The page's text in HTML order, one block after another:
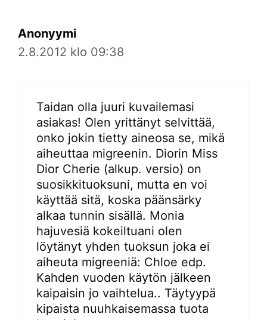
Anonyymi
2.8.2012 klo 09:38
Taidan olla juuri kuvailemasi
asiakas! Olen yrittänyt selvittää,
onko jokin tietty aineosa se, mikä
aiheuttaa migreenin. Diorin Miss
Dior Cherie (alkup. versio) on
suosikkituoksuni, mutta en voi
käyttää sitä, koska päänsärky
alkaa tunnin sisällä. Monia
hajuvesiä kokeiltuani olen
löytänyt yhden tuoksun joka ei
aiheuta migreeniä: Chloe edp.
Kahden vuoden käytön jälkeen
kaipaisin jo vaihtelua.. Täytyypä
kipaista nuuhkaisemassa tuota